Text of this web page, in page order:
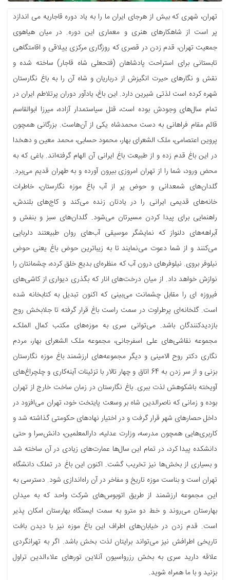
تهران، شهری که بیش از هرجای ایران ما را به یاد دوره قاجاریه می اندازد
پر است از شاهکارهای هنری و معماری این دوره. در میان هیاهوی
جمعیت تهران، قدم زدن در قصری که روزگاری مرکزی ییلاقی و اقامتگاهی
تابستانی برای استراحت پادشاهان (فتحعلی شاه قاجار) ساخته شده و
نقش و نگارهای حیرت انگیزش از درباریان و شاه آن را به باغ نگارستان
شهره کرده است لذتی شیرین دارد. این باغ، یادآور دوران پرتلاطم ایران در
تمام سال‌های وجودش بوده است، قتل سیاستمدار آزاده، میرزا ابوالقاسم
قائم مقام فراهانی به دست محمدشاه یکی از آن‌هاست. بزرگانی همچون
پروین اعتصامی، ملک الشعرای بهار، محمود حسابی، محمد معین و دهخدا
در این باغ قدم زده و از طبیعت باغ ایرانی آن الهام گرفته‌اند. باغی که به
محض ورود، شما را از تهران امروزی بیرون آورده و به طهران قدیم می‌برد.
گلدان‌های شمعدانی و حوض پر از آب باغ موزه نگارستان، خاطرات
خانه‌های قدیمی ایرانی را در یادتان زنده می‌کند و کاج‌های بلندش،
راهنمایی برای پیدا کردن مسیرتان می‌شود. گلدان‌های سبز و بنفش و
آبراهه‌های دلنواز که نمایشگر موسیقی آب‌های روان طبیعتند دلربایی
می‌کنند و از شما دعوت می‌نمایند تا به زیباترین حوض باغ یعنی حوض
نیلوفر بروی. نیلوفرهای درون آب که منظره‌ای بدیع خلق کرده، چشمانتان را
نوازش خواهد داد. از میان درخت‌های انار که بگذری دیواری از کاشی‌های
فیروزه ای را مقابل چشمانت می‌بینی که اکنون تبدیل به کتابخانه شده
است. گلخانه‌ای پرطراوت در سمت راست باغ قرار گرفته تا جلابخش روح
بازدیدکنندگان باشد. می‌توانی سری به موزه‌های مکتب کمال الملک،
مجموعه نقاشی‌های علی اسفرجانی، مجموعه ملک الشعرای بهار، مردم
نگاری دکتر روح الامینی و دیگر مجموعه‌های ارزشمند باغ موزه نگارستان
بزنی و از سر زدن به 64 اتاق و چهار تالار با تزئینات آینه‌کاری و چلچراغ‌های
آویخته باشکوهش لذت ببری. باغ نگارستان در زمان ساخت خارج از تهران
بوده و زمانی که ناصرالدین شاه بر وسعت پایتخت خود، تهران می‌افزود در
داخل حصارهای شهر قرار گرفت و در اختیار نهادهای حکومتی گذاشته شد و
کاربری‌هایی همچون مدرسه، وزارت عدلیه، دارالمعلمین، دانش‌سرا و حتی
دانشکده پیدا کرد، در تمام این سال‌ها عمارت‌های زیادی در آن ساخته شد
و بسیاری از بخش‌ها نیز تخریب گشت. اکنون این باغ در تملک دانشگاه
تهران است و بناست موزه تاریخ و مفاخر در آن راه‌اندازی شود. دسترسی به
این مجموعه ارزشمند از طریق اتوبوس‌های شرکت واحد که به میدان
بهارستان می‌روند و خط دو مترو به سمت ایستگاه بهارستان امکان پذیر
است. قدم زدن در خیابان‌های اطراف این باغ موزه نیز با دیدن بافت
تاریخی اطرافش نیز می‌تواند برایتان لذت بخش باشد. اگر به تهرانگردی
علاقه دارید سری به بخش رزرواسیون آنلاین تورهای علاءالدین تراول
بزنید و با ما همراه شوید.